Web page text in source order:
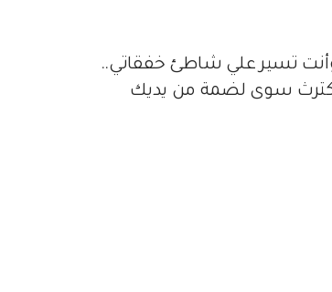
تسير علي شاطئ خفقاتي..
سوى لضمة من يديك